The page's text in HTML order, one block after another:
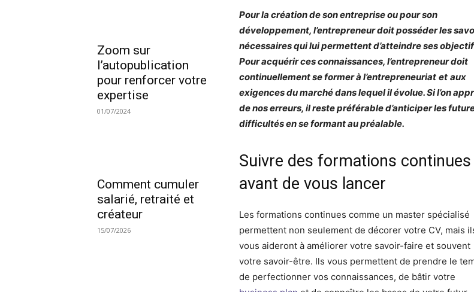
Zoom sur
l’autopublication
pour renforcer votre
expertise
01/07/2024
Comment cumuler
salarié, retraité et
créateur
15/07/2026
Pour la création de son entreprise ou pour son
développement, l’entrepreneur doit posséder les
nécessaires qui lui permettent d’atteindre ses
Pour acquérir ces connaissances, l’entrepreneur doit
continuellement se former à l’entrepreneuriat et aux
exigences du marché dans lequel il évolue. Si l’on
de nos erreurs, il reste préférable d’anticiper les
difficultés en se formant au préalable.
Suivre des formations continues
avant de vous lancer
Les formations continues comme un master spécialisé
permettent non seulement de décorer votre CV, mais
vous aideront à améliorer votre savoir-faire et souvent
votre savoir-être. Ils vous permettent de prendre le
de perfectionner vos connaissances, de bâtir votre